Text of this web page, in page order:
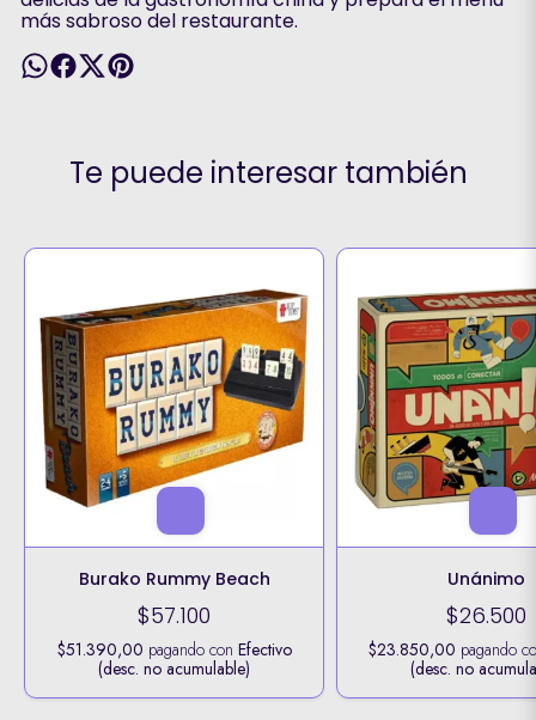
más sabroso del restaurante.
Te puede interesar también
Burako Rummy Beach
$57.100
$51.390,00 pagando con Efectivo
(desc. no acumulable)
Unánimo
$26.500
$23.850,00 pagando
(desc. no